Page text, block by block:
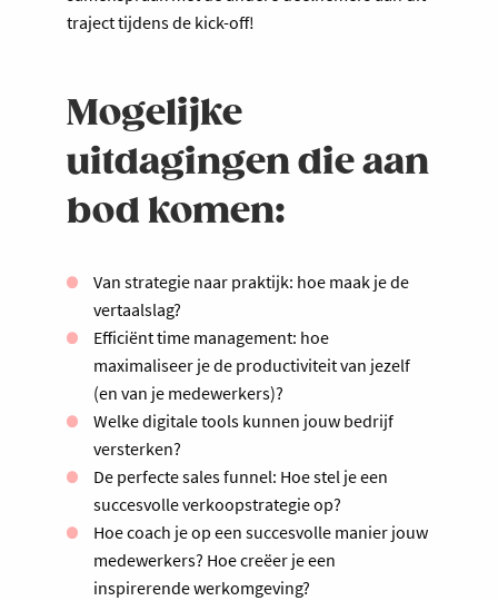
traject tijdens de kick-off!
Mogelijke
uitdagingen die aan
bod komen:
Van strategie naar praktijk: hoe maak je de
vertaalslag?
Efficiënt time management: hoe
maximaliseer je de productiviteit van jezelf
(en van je medewerkers)?
Welke digitale tools kunnen jouw bedrijf
versterken?
De perfecte sales funnel: Hoe stel je een
succesvolle verkoopstrategie op?
Hoe coach je op een succesvolle manier jouw
medewerkers? Hoe creëer je een
inspirerende werkomgeving?